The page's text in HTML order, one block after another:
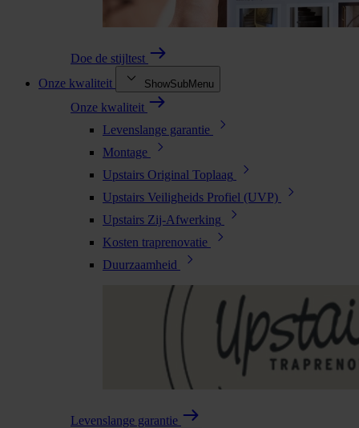
Doe de stijltest
Onze kwaliteit
ShowSubMenu
Onze kwaliteit
Levenslange garantie
Montage
Upstairs Original Toplaag
Upstairs Veiligheids Profiel (UVP)
Upstairs Zij-Afwerking
Kosten traprenovatie
Duurzaamheid
Levenslange garantie